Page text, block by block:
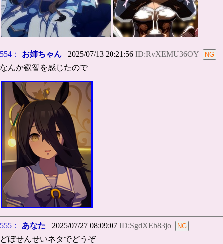
554： お姉ちゃん 2025/07/13 20:21:56 ID:RvXEMU36OY
なんか叡智を感じたので
555： あなた 2025/07/27 08:09:07 ID:SgdXEb83jo
どぼせんせいネタでどうぞ